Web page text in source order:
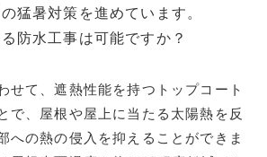
猛暑対策を進めています。
防水工事は可能ですか？
せて、遮熱性能を持つトップコート
で、屋根や屋上に当たる太陽熱を反
への熱の侵入を抑えることができま